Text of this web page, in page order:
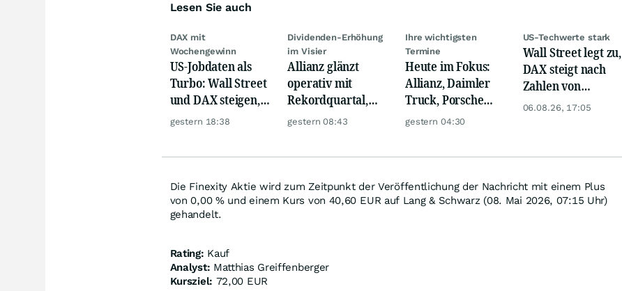
Lesen Sie auch
DAX mit
Wochengewinn
US-Jobdaten als
Turbo: Wall Street
und DAX steigen,
Gold glänzt
gestern 18:38
Dividenden-Erhöhung
im Visier
Allianz glänzt
operativ mit
Rekordquartal,
doch KI-Kosten
gestern 08:43
Ihre wichtigsten
Termine
Heute im Fokus:
Allianz, Daimler
Truck, Porsche
Automobil Holding
gestern 04:30
US-Techwerte stark
Wall Street legt zu,
DAX steigt nach
Zahlen von
Telekom, Henkel
06.08.26, 17:05
Die Finexity Aktie wird zum Zeitpunkt der Veröffentlichung der Nachricht mit einem Plus
von0,00 %und einem Kurs von 40,60 EUR auf Lang & Schwarz (08. Mai 2026, 07:15 Uhr)
gehandelt.
Rating: Kauf
Analyst: Matthias Greiffenberger
Kursziel: 72,00 EUR